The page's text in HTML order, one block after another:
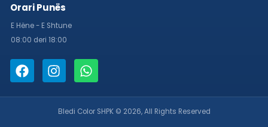
Orari Punës
E Hëne - E Shtune
08:00 deri 18:00
Bledi Color SHPK © 2026, All Rights Reserved